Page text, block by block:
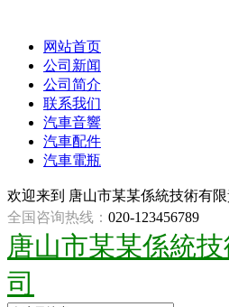
网站首页
公司新闻
公司简介
联系我们
汽車音響
汽車配件
汽車電瓶
欢迎来到 唐山市某某係統技術有限
全国咨询热线： 020-123456789
唐山市某某係統
司